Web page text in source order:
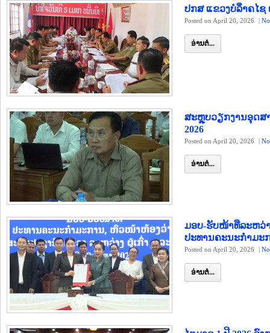
ປກສ ແຂວງບໍລິຳຄໄຊ
Posted on April 20, 2026 |
ອ່ານຕໍ່...
ສະຫຼຸບວຽກງານອຸດສ
2026
Posted on April 20, 2026 |
ອ່ານຕໍ່...
ມອບ-ຮັບໜ້າທີ່ລະຫ
ປະທານຄະນະກຳມະ
Posted on April 20, 2026 |
ອ່ານຕໍ່...